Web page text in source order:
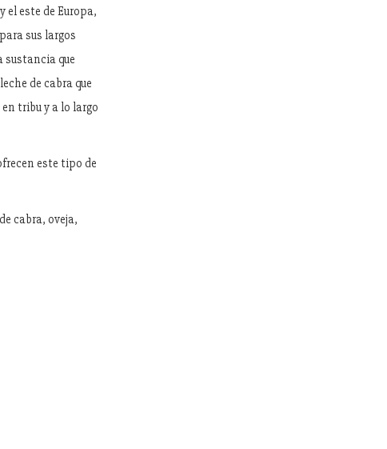
el este de Europa,
sus largos
que
de cabra que
tribu y a lo largo
este tipo de
cabra, oveja,